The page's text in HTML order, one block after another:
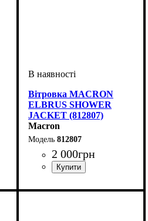
Вітровка MACRON
ELBRUS SHOWER
JACKET (812807)
Macron
812807
2 000грн